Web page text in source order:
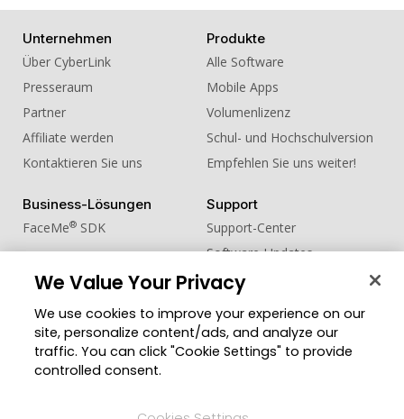
Unternehmen
Über CyberLink
Presseraum
Partner
Affiliate werden
Kontaktieren Sie uns
Produkte
Alle Software
Mobile Apps
Volumenlizenz
Schul- und Hochschulversion
Empfehlen Sie uns weiter!
Business-Lösungen
FaceMe® SDK
Support
Support-Center
Software-Updates
Lernen + Wissen
Community
Mitgliederbereich
Blog
Region ändern
We Value Your Privacy
We use cookies to improve your experience on our
site, personalize content/ads, and analyze our
traffic. You can click "Cookie Settings" to provide
controlled consent.